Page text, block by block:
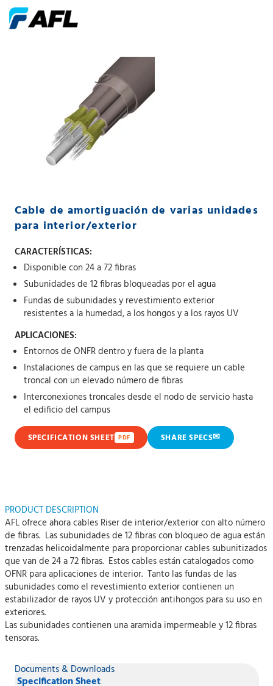
Cable de amortiguación de varias unidades
para interior/exterior
CARACTERÍSTICAS:
Disponible con 24 a 72 fibras
Subunidades de 12 fibras bloqueadas por el agua
Fundas de subunidades y revestimiento exterior
resistentes a la humedad, a los hongos y a los rayos UV
APLICACIONES:
Entornos de ONFR dentro y fuera de la planta
Instalaciones de campus en las que se requiere un cable
troncal con un elevado número de fibras
Interconexiones troncales desde el nodo de servicio hasta
el edificio del campus
SPECIFICATION SHEET PDF SHARE SPECS✉
PRODUCT DESCRIPTION
AFL ofrece ahora cables Riser de interior/exterior con alto número
de fibras. Las subunidades de 12 fibras con bloqueo de agua están
trenzadas helicoidalmente para proporcionar cables subunitizados
que van de 24 a 72 fibras. Estos cables están catalogados como
OFNR para aplicaciones de interior. Tanto las fundas de las
subunidades como el revestimiento exterior contienen un
estabilizador de rayos UV y protección antihongos para su uso en
exteriores.
Las subunidades contienen una aramida impermeable y 12 fibras
tensoras.
Documents & Downloads
Specification Sheet